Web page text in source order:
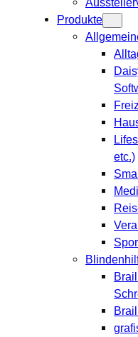
Produkte
etc.)